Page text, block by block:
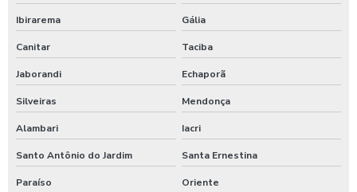
Ibirarema Gália
Canitar Taciba
Jaborandi Echaporã
Silveiras Mendonça
Alambari Iacri
Santo Antônio do Jardim Santa Ernestina
Paraíso Oriente